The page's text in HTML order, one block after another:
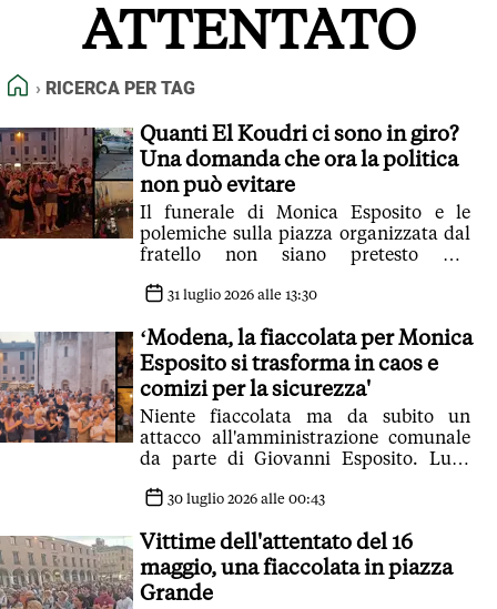
FEED RSS
NORMATIVE DEONTOLOGICHE
TERMINI e CONDIZIONI
ATTENTATO
HOME
RICERCA PER TAG
Quanti El Koudri ci sono in giro?
Una domanda che ora la politica
non può evitare
Il funerale di Monica Esposito e le
polemiche sulla piazza organizzata dal
fratello non siano pretesto per
discussione, mai nata, sulle falle del
che ha relegato a tabù anche la
questione islamica
31 luglio 2026 alle 13:30
‘Modena, la fiaccolata per Monica
Esposito si trasforma in caos e
comizi per la sicurezza'
Niente fiaccolata ma da subito un
attacco all'amministrazione comunale
da parte di Giovanni Esposito. Luca
dell'attentatore e invitato ad
sono venuta qui per questo'
30 luglio 2026 alle 00:43
Vittime dell'attentato del 16
maggio, una fiaccolata in piazza
Grande